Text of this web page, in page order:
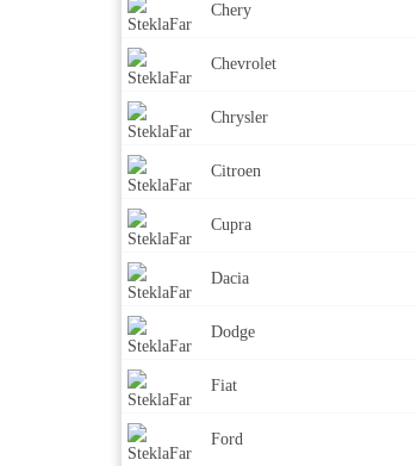
Chery
Chevrolet
Chrysler
Citroen
Cupra
Dacia
Dodge
Fiat
Ford